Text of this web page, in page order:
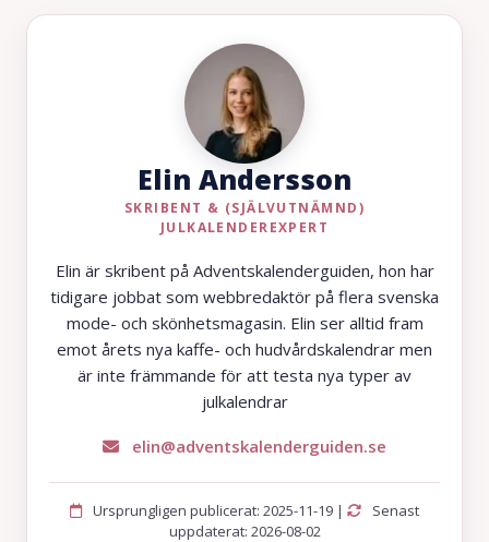
Elin Andersson
SKRIBENT & (SJÄLVUTNÄMND)
JULKALENDEREXPERT
Elin är skribent på Adventskalenderguiden, hon har
tidigare jobbat som webbredaktör på flera svenska
mode- och skönhetsmagasin. Elin ser alltid fram
emot årets nya kaffe- och hudvårdskalendrar men
är inte främmande för att testa nya typer av
julkalendrar
elin@adventskalenderguiden.se
Ursprungligen publicerat: 2025-11-19 |
Senast
uppdaterat: 2026-08-02